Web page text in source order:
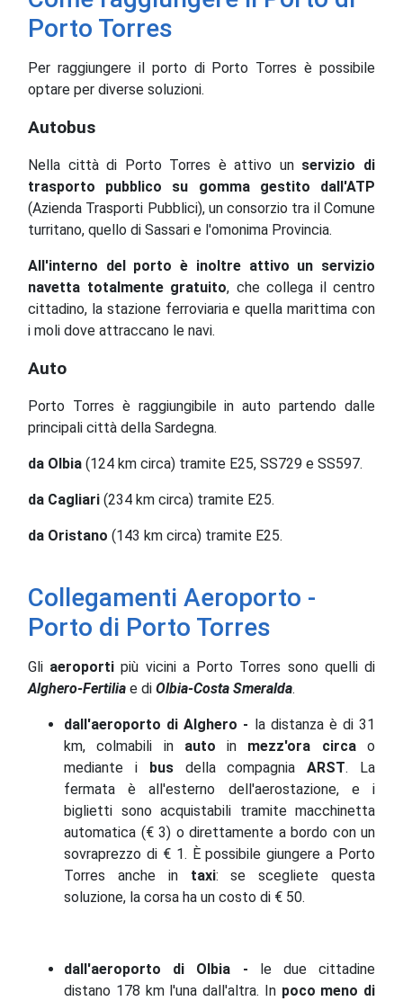
Porto Torres
Per raggiungere il porto di Porto Torres è possibile
optare per diverse soluzioni.
Autobus
Nella città di Porto Torres è attivo un servizio di
trasporto pubblico su gomma gestito dall'ATP
(Azienda Trasporti Pubblici), un consorzio tra il Comune
turritano, quello di Sassari e l'omonima Provincia.
All'interno del porto è inoltre attivo un servizio
navetta totalmente gratuito, che collega il centro
cittadino, la stazione ferroviaria e quella marittima con
i moli dove attraccano le navi.
Auto
Porto Torres è raggiungibile in auto partendo dalle
principali città della Sardegna.
da Olbia (124 km circa) tramite E25, SS729 e SS597.
da Cagliari (234 km circa) tramite E25.
da Oristano (143 km circa) tramite E25.
Collegamenti Aeroporto -
Porto di Porto Torres
Gli aeroportipiù vicini a Porto Torres sono quelli di
Alghero-Fertilia e di Olbia-Costa Smeralda.
dall'aeroporto di Alghero -
la distanza è di 31
km, colmabili in autoin mezz'ora circao
mediante i
bus della compagniaARST. La
fermata è all'esterno dell'aerostazione, e i
biglietti sono acquistabili tramite macchinetta
automatica (€ 3) o direttamente a bordo con un
sovraprezzo di € 1. È possibile giungere a Porto
Torres anche in taxi: se scegliete questa
soluzione, la corsa ha un costo di € 50.
dall'aeroporto di Olbia -
le due cittadine
distano 178 km l'una dall'altra. In poco meno di